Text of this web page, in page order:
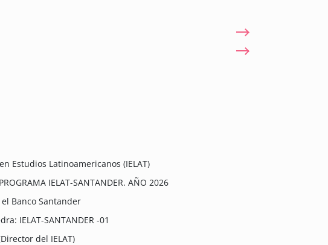
Estudios Latinoamericanos (IELAT)
IELAT-SANTANDER. AÑO 2026
Banco Santander
IELAT-SANTANDER -01
del IELAT)